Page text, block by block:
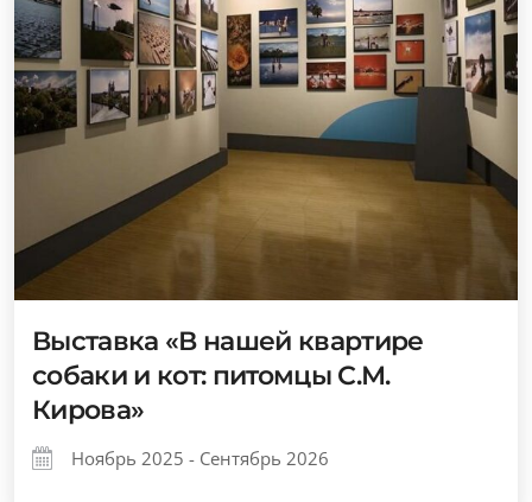
Выставка «В нашей квартире
собаки и кот: питомцы С.М.
Кирова»
Ноябрь 2025 - Сентябрь 2026